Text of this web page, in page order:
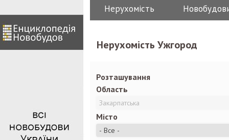
Нерухомість
Нерухомість Ужгород
Розташування
Область
Місто